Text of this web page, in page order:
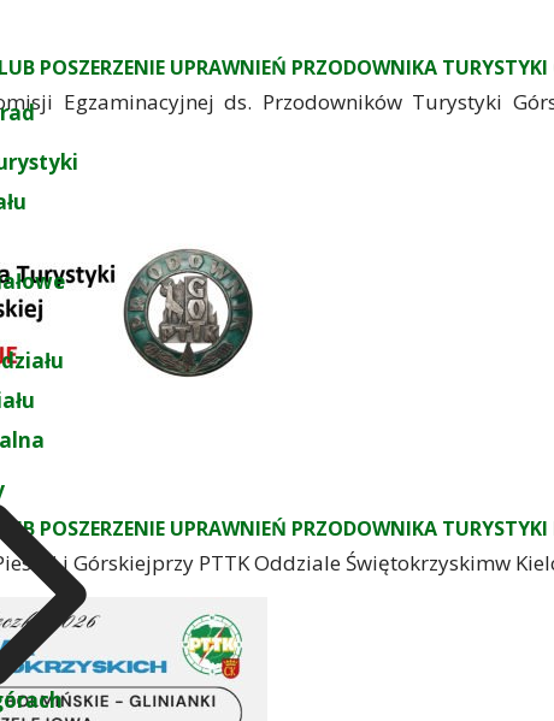
POSZERZENIE UPRAWNIEŃ PRZODOWNIKA TURYSTYKI
Egzaminacyjnej ds. Przodowników Turystyki
POSZERZENIE UPRAWNIEŃ PRZODOWNIKA TURYSTYKI
i Górskiejprzy PTTK Oddziale Świętokrzyskimw